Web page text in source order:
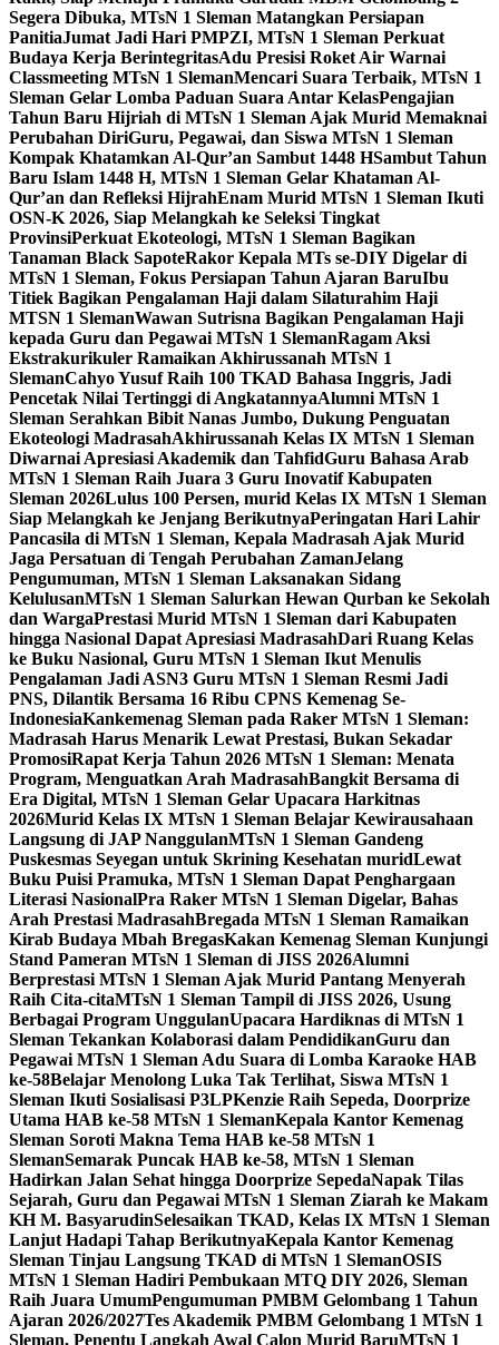
Segera Dibuka, MTsN 1 Sleman Matangkan Persiapan
PanitiaJumat Jadi Hari PMPZI, MTsN 1 Sleman Perkuat
Budaya Kerja BerintegritasAdu Presisi Roket Air Warnai
Classmeeting MTsN 1 SlemanMencari Suara Terbaik, MTsN 1
Sleman Gelar Lomba Paduan Suara Antar KelasPengajian
Tahun Baru Hijriah di MTsN 1 Sleman Ajak Murid Memaknai
Perubahan DiriGuru, Pegawai, dan Siswa MTsN 1 Sleman
Kompak Khatamkan Al-Qur’an Sambut 1448 HSambut Tahun
Baru Islam 1448 H, MTsN 1 Sleman Gelar Khataman Al-
Qur’an dan Refleksi HijrahEnam Murid MTsN 1 Sleman Ikuti
OSN-K 2026, Siap Melangkah ke Seleksi Tingkat
ProvinsiPerkuat Ekoteologi, MTsN 1 Sleman Bagikan
Tanaman Black SapoteRakor Kepala MTs se-DIY Digelar di
MTsN 1 Sleman, Fokus Persiapan Tahun Ajaran BaruIbu
Titiek Bagikan Pengalaman Haji dalam Silaturahim Haji
MTSN 1 SlemanWawan Sutrisna Bagikan Pengalaman Haji
kepada Guru dan Pegawai MTsN 1 SlemanRagam Aksi
Ekstrakurikuler Ramaikan Akhirussanah MTsN 1
SlemanCahyo Yusuf Raih 100 TKAD Bahasa Inggris, Jadi
Pencetak Nilai Tertinggi di AngkatannyaAlumni MTsN 1
Sleman Serahkan Bibit Nanas Jumbo, Dukung Penguatan
Ekoteologi MadrasahAkhirussanah Kelas IX MTsN 1 Sleman
Diwarnai Apresiasi Akademik dan TahfidGuru Bahasa Arab
MTsN 1 Sleman Raih Juara 3 Guru Inovatif Kabupaten
Sleman 2026Lulus 100 Persen, murid Kelas IX MTsN 1 Sleman
Siap Melangkah ke Jenjang BerikutnyaPeringatan Hari Lahir
Pancasila di MTsN 1 Sleman, Kepala Madrasah Ajak Murid
Jaga Persatuan di Tengah Perubahan ZamanJelang
Pengumuman, MTsN 1 Sleman Laksanakan Sidang
KelulusanMTsN 1 Sleman Salurkan Hewan Qurban ke Sekolah
dan WargaPrestasi Murid MTsN 1 Sleman dari Kabupaten
hingga Nasional Dapat Apresiasi MadrasahDari Ruang Kelas
ke Buku Nasional, Guru MTsN 1 Sleman Ikut Menulis
Pengalaman Jadi ASN3 Guru MTsN 1 Sleman Resmi Jadi
PNS, Dilantik Bersama 16 Ribu CPNS Kemenag Se-
IndonesiaKankemenag Sleman pada Raker MTsN 1 Sleman:
Madrasah Harus Menarik Lewat Prestasi, Bukan Sekadar
PromosiRapat Kerja Tahun 2026 MTsN 1 Sleman: Menata
Program, Menguatkan Arah MadrasahBangkit Bersama di
Era Digital, MTsN 1 Sleman Gelar Upacara Harkitnas
2026Murid Kelas IX MTsN 1 Sleman Belajar Kewirausahaan
Langsung di JAP NanggulanMTsN 1 Sleman Gandeng
Puskesmas Seyegan untuk Skrining Kesehatan muridLewat
Buku Puisi Pramuka, MTsN 1 Sleman Dapat Penghargaan
Literasi NasionalPra Raker MTsN 1 Sleman Digelar, Bahas
Arah Prestasi MadrasahBregada MTsN 1 Sleman Ramaikan
Kirab Budaya Mbah BregasKakan Kemenag Sleman Kunjungi
Stand Pameran MTsN 1 Sleman di JISS 2026Alumni
Berprestasi MTsN 1 Sleman Ajak Murid Pantang Menyerah
Raih Cita-citaMTsN 1 Sleman Tampil di JISS 2026, Usung
Berbagai Program UnggulanUpacara Hardiknas di MTsN 1
Sleman Tekankan Kolaborasi dalam PendidikanGuru dan
Pegawai MTsN 1 Sleman Adu Suara di Lomba Karaoke HAB
ke-58Belajar Menolong Luka Tak Terlihat, Siswa MTsN 1
Sleman Ikuti Sosialisasi P3LPKenzie Raih Sepeda, Doorprize
Utama HAB ke-58 MTsN 1 SlemanKepala Kantor Kemenag
Sleman Soroti Makna Tema HAB ke-58 MTsN 1
SlemanSemarak Puncak HAB ke-58, MTsN 1 Sleman
Hadirkan Jalan Sehat hingga Doorprize SepedaNapak Tilas
Sejarah, Guru dan Pegawai MTsN 1 Sleman Ziarah ke Makam
KH M. BasyarudinSelesaikan TKAD, Kelas IX MTsN 1 Sleman
Lanjut Hadapi Tahap BerikutnyaKepala Kantor Kemenag
Sleman Tinjau Langsung TKAD di MTsN 1 SlemanOSIS
MTsN 1 Sleman Hadiri Pembukaan MTQ DIY 2026, Sleman
Raih Juara UmumPengumuman PMBM Gelombang 1 Tahun
Ajaran 2026/2027Tes Akademik PMBM Gelombang 1 MTsN 1
Sleman, Penentu Langkah Awal Calon Murid BaruMTsN 1